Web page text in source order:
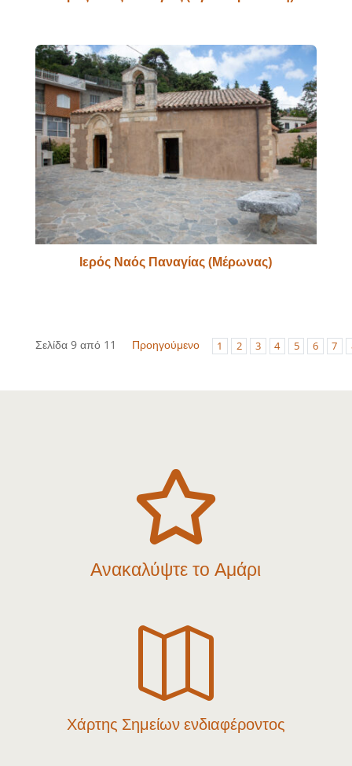
Ιερός Ναός Παναγίας (Μέρωνας)
Σελίδα 9 από 11 Προηγούμενο 1 2 3 4 5 6 7

Ανακαλύψτε το Αμάρι

Χάρτης Σημείων ενδιαφέροντος